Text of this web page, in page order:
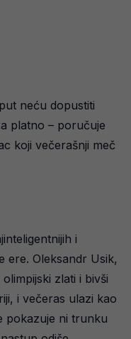
neću dopustiti
platno – poručuje
koji večerašnji meč
i
ere. Oleksandr Usik,
zlati i bivši
i večeras ulazi kao
pokazuje ni trunku